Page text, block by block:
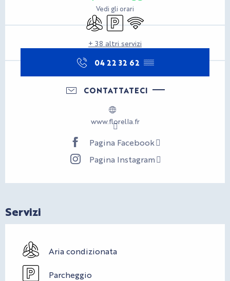
Vedi gli orari
Aria condizionata
Parcheggio
Wi-Fi
+ 38 altri servizi
04 22 32 62 ▒▒
CONTATTATECI
www.florella.fr
Pagina Facebook
Pagina Instagram
Servizi
Aria condizionata
Parcheggio